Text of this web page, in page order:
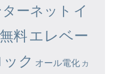
ーネット イ
料エレベー
ク オール電化 カ